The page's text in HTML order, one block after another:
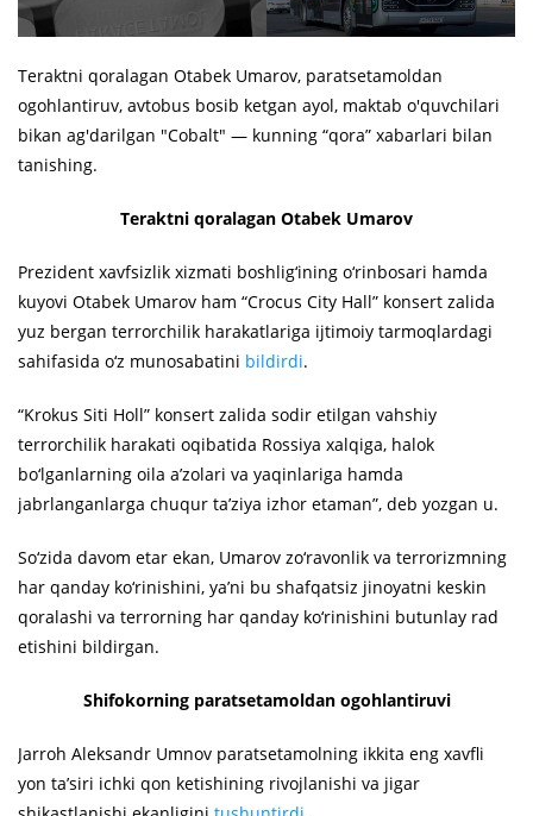
Teraktni qoralagan Otabek Umarov, paratsetamoldan
ogohlantiruv, avtobus bosib ketgan ayol, maktab o'quvchilari
bikan ag'darilgan "Cobalt" — kunning “qora” xabarlari bilan
tanishing.
Teraktni qoralagan Otabek Umarov
Prezident xavfsizlik xizmati boshlig‘ining o‘rinbosari hamda
kuyovi Otabek Umarov ham “Crocus City Hall” konsert zalida
yuz bergan terrorchilik harakatlariga ijtimoiy tarmoqlardagi
sahifasida o‘z munosabatini bildirdi.
“Krokus Siti Holl” konsert zalida sodir etilgan vahshiy
terrorchilik harakati oqibatida Rossiya xalqiga, halok
bo‘lganlarning oila a’zolari va yaqinlariga hamda
jabrlanganlarga chuqur ta’ziya izhor etaman”, deb yozgan u.
So‘zida davom etar ekan, Umarov zo‘ravonlik va terrorizmning
har qanday ko‘rinishini, ya’ni bu shafqatsiz jinoyatni keskin
qoralashi va terrorning har qanday ko‘rinishini butunlay rad
etishini bildirgan.
Shifokorning paratsetamoldan ogohlantiruvi
Jarroh Aleksandr Umnov paratsetamolning ikkita eng xavfli
yon ta’siri ichki qon ketishining rivojlanishi va jigar